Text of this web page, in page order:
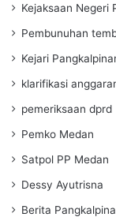
Kejaksaan Negeri
Pembunuhan
Kejari
klarifikasi
pemeriksaan dprd
Pemko Medan
Satpol PP Medan
Dessy Ayutrisna
Berita